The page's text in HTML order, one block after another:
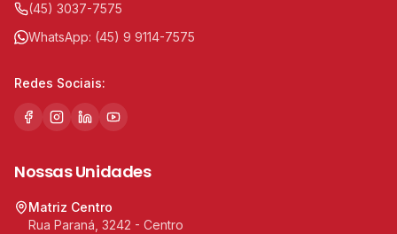
(45) 3037-7575
WhatsApp: (45) 9 9114-7575
Redes Sociais:
Nossas Unidades
Matriz Centro
Rua Paraná, 3242 - Centro